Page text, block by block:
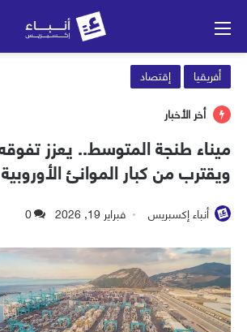
أفريقيا
إقتصاد
أخر الأخبار
ميناء طنجة المتوسط.. يعزز
ويقترب من كبار الموانئ الأوروبية
أنباء إكسبريس فبراير 19, 2026 0